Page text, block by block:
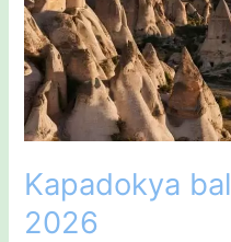
Kapadokya
2026